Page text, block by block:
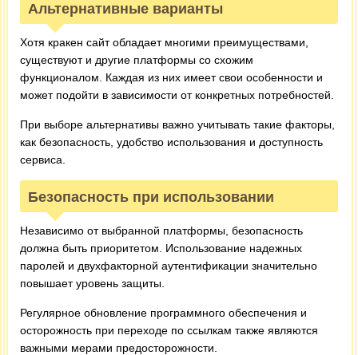
Альтернативные варианты
Хотя кракен сайт обладает многими преимуществами,
существуют и другие платформы со схожим
функционалом. Каждая из них имеет свои особенности и
может подойти в зависимости от конкретных потребностей.
При выборе альтернативы важно учитывать такие факторы,
как безопасность, удобство использования и доступность
сервиса.
Безопасность при использовании
Независимо от выбранной платформы, безопасность
должна быть приоритетом. Использование надежных
паролей и двухфакторной аутентификации значительно
повышает уровень защиты.
Регулярное обновление программного обеспечения и
осторожность при переходе по ссылкам также являются
важными мерами предосторожности.